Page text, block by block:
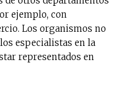
ejemplo, con
Los organismos no
especialistas en la
representados en